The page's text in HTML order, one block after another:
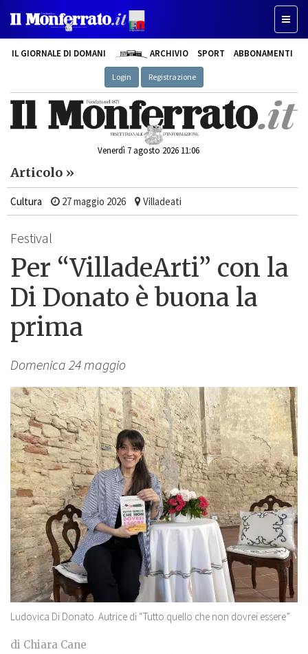
IL GIORNALE DI DOMANI ARCHIVIO SPORT ABBONAMENTI
Login Registrazione
Venerdì 7 agosto 2026 11:06
Articolo »
Cultura 27 maggio 2026 Villadeati
Festival
Per “VilladeArti” con la
Di Donato è buona la
prima
Domenica 24 maggio
Ludovica Di Donato. Autrice di “Tutto quello che non dovrei essere”
di Chiara Cane